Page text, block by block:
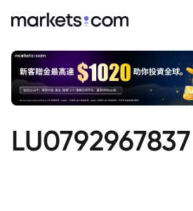
LU0792967837